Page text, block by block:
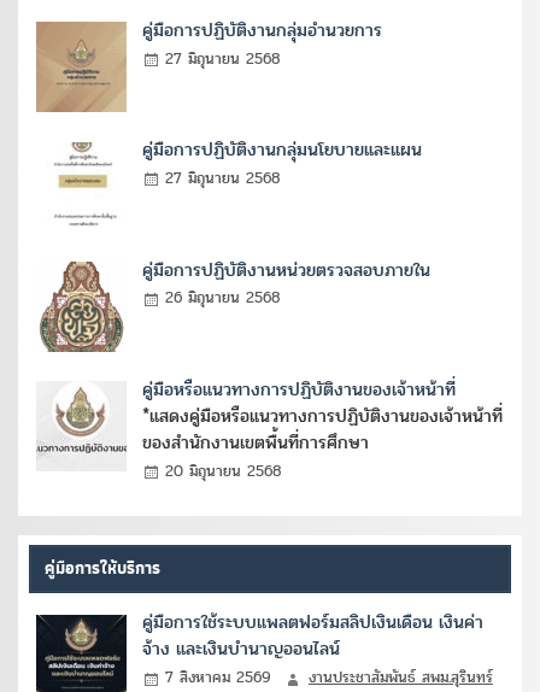
คู่มือการปฏิบัติงานกลุ่มอำนวยการ
27 มิถุนายน 2568
คู่มือการปฏิบัติงานกลุ่มนโยบายและแผน
27 มิถุนายน 2568
คู่มือการปฏิบัติงานหน่วยตรวจสอบภายใน
26 มิถุนายน 2568
คู่มือหรือแนวทางการปฏิบัติงานของเจ้าหน้าที่
*แสดงคู่มือหรือแนวทางการปฏิบัติงานของเจ้าหน้าที่
ของสำนักงานเขตพื้นที่การศึกษา
20 มิถุนายน 2568
คู่มือการให้บริการ
คู่มือการใช้ระบบแพลตฟอร์มสลิปเงินเดือน เงินค่า
จ้าง และเงินบำนาญออนไลน์
7 สิงหาคม 2569 งานประชาสัมพันธ์ สพม.สุรินทร์